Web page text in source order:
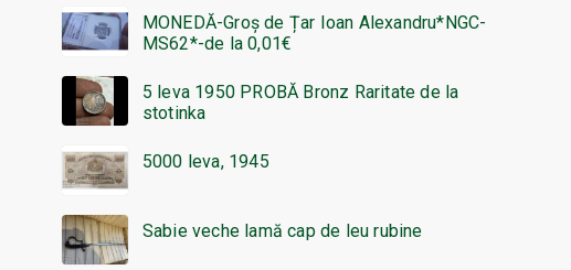
MONEDĂ-Groș de Țar Ioan Alexandru*NGC-
MS62*-de la 0,01€
5 leva 1950 PROBĂ Bronz Raritate de la
stotinka
5000 leva, 1945
Sabie veche lamă cap de leu rubine